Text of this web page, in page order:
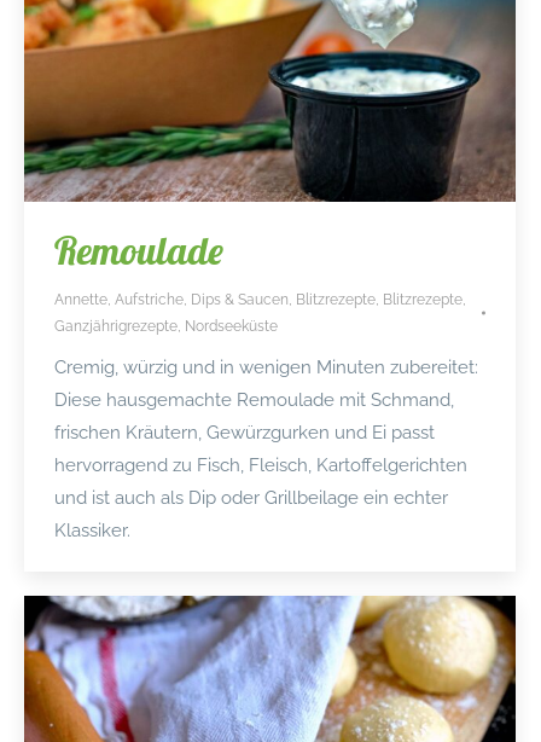
Remoulade
Annette Aufstriche, Dips & Saucen Blitzrezepte Blitzrezepte
Ganzjährigrezepte Nordseeküste
Cremig, würzig und in wenigen Minuten zubereitet:
Diese hausgemachte Remoulade mit Schmand,
frischen Kräutern, Gewürzgurken und Ei passt
hervorragend zu Fisch, Fleisch, Kartoffelgerichten
und ist auch als Dip oder Grillbeilage ein echter
Klassiker.